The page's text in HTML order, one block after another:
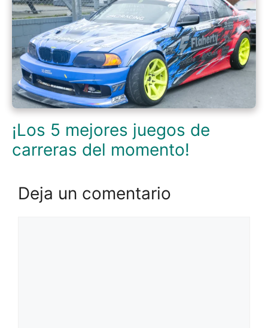
¡Los 5 mejores juegos de
carreras del momento!
Deja un comentario